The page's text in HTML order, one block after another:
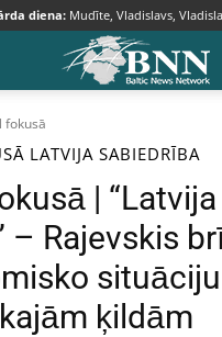
diena: Mudīte, Vladislavs,
fokusā
LATVIJA SABIEDRĪBA
|
– Rajevskis
ķildām